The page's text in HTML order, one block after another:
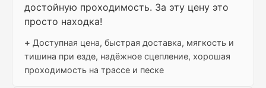
достойную проходимость. За эту цену это
просто находка!
+ Доступная цена, быстрая доставка, мягкость и
тишина при езде, надёжное сцепление, хорошая
проходимость на трассе и песке